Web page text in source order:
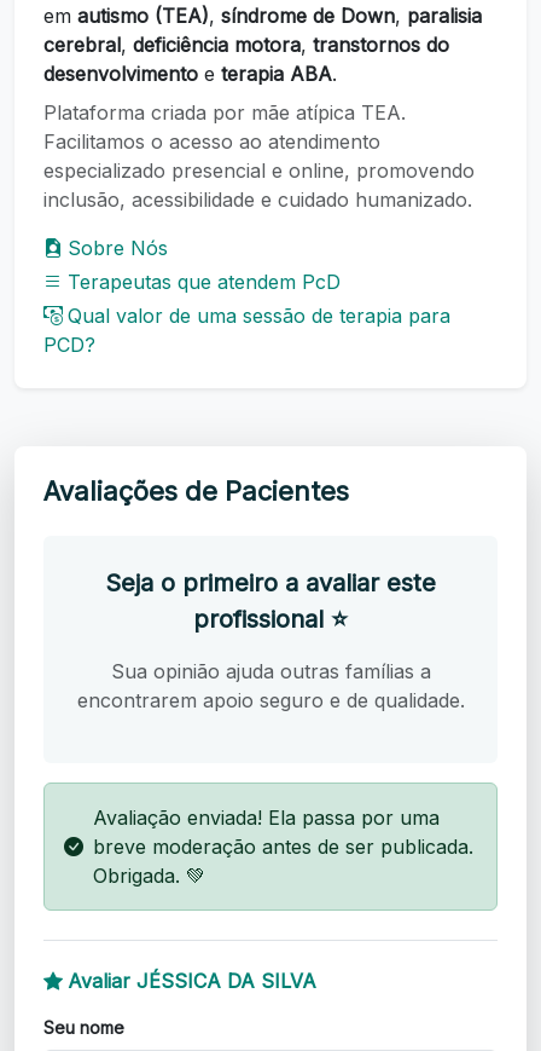
em autismo (TEA), síndrome de Down, paralisia
cerebral, deficiência motora, transtornos do
desenvolvimento e terapia ABA.
Plataforma criada por mãe atípica TEA.
Facilitamos o acesso ao atendimento
especializado presencial e online, promovendo
inclusão, acessibilidade e cuidado humanizado.
Sobre Nós
Terapeutas que atendem PcD
Qual valor de uma sessão de terapia para
PCD?
Avaliações de Pacientes
Seja o primeiro a avaliar este
profissional ⭐
Sua opinião ajuda outras famílias a
encontrarem apoio seguro e de qualidade.
Avaliação enviada! Ela passa por uma
breve moderação antes de ser publicada.
Obrigada. 💚
Avaliar JÉSSICA DA SILVA
Seu nome